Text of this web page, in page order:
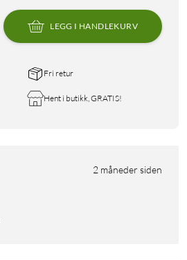
LEGG I HANDLEKURV
Fri retur
Hent i butikk, GRATIS!
2 måneder siden